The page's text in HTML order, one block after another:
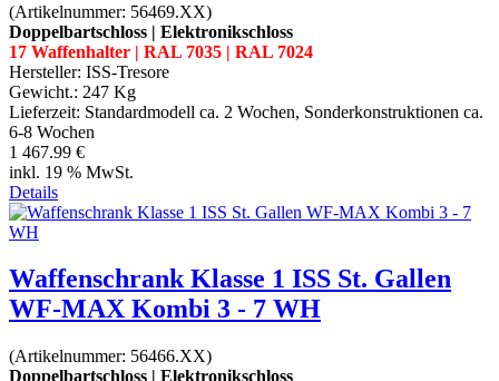
(Artikelnummer: 56469.XX)
Doppelbartschloss | Elektronikschloss
17 Waffenhalter | RAL 7035 | RAL 7024
Hersteller: ISS-Tresore
Gewicht.: 247 Kg
Lieferzeit: Standardmodell ca. 2 Wochen, Sonderkonstruktionen ca.
6-8 Wochen
1 467.99 €
inkl. 19 % MwSt.
Details
Waffenschrank Klasse 1 ISS St. Gallen
WF-MAX Kombi 3 - 7 WH
(Artikelnummer: 56466.XX)
Doppelbartschloss | Elektronikschloss